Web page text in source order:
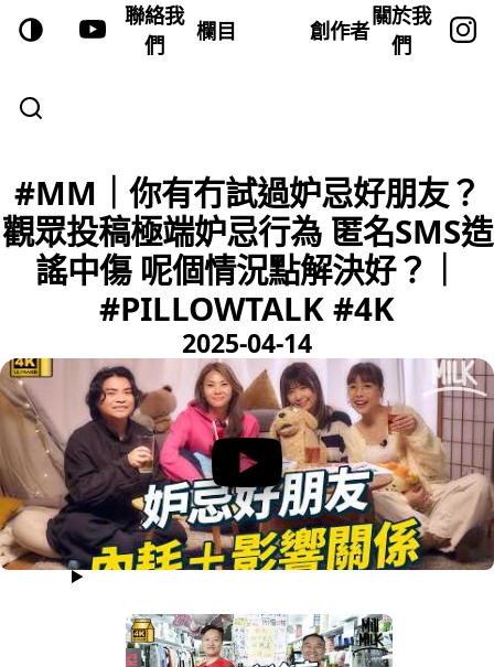
聯絡我
們
欄目 創作者
關於我
們
#MM｜你有冇試過妒忌好朋友？
觀眾投稿極端妒忌行為 匿名SMS造
謠中傷 呢個情況點解決好？｜
#PILLOWTALK #4K
2025-04-14